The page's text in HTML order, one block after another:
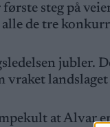
første steg på
alle de tre
jubler.
vraket landslaget
at Alvar